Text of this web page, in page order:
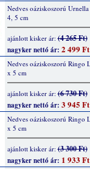
Nedves oáziskoszorú
4, 5 cm
ajánlott kisker ár:(4 265 Ft)
nagyker nettó ár: 2 499 Ft
Nedves oáziskoszorú Ringo
x 5 cm
ajánlott kisker ár:(6 730 Ft)
nagyker nettó ár: 3 945 Ft
Nedves oáziskoszorú Ringo
x 5 cm
ajánlott kisker ár:(3 300 Ft)
nagyker nettó ár: 1 933 Ft